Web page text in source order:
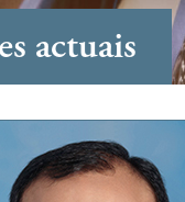
actuais